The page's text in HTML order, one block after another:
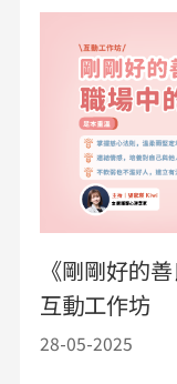
《剛剛好的
互動工作坊
28-05-2025